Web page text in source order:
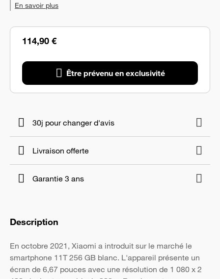
114,90 €
Être prévenu en exclusivité
En savoir plus
30j pour changer d'avis
Livraison offerte
Garantie 3 ans
Description
En octobre 2021, Xiaomi a introduit sur le marché le
smartphone 11T 256 GB blanc. L'appareil présente un
écran de 6,67 pouces avec une résolution de 1 080 x 2